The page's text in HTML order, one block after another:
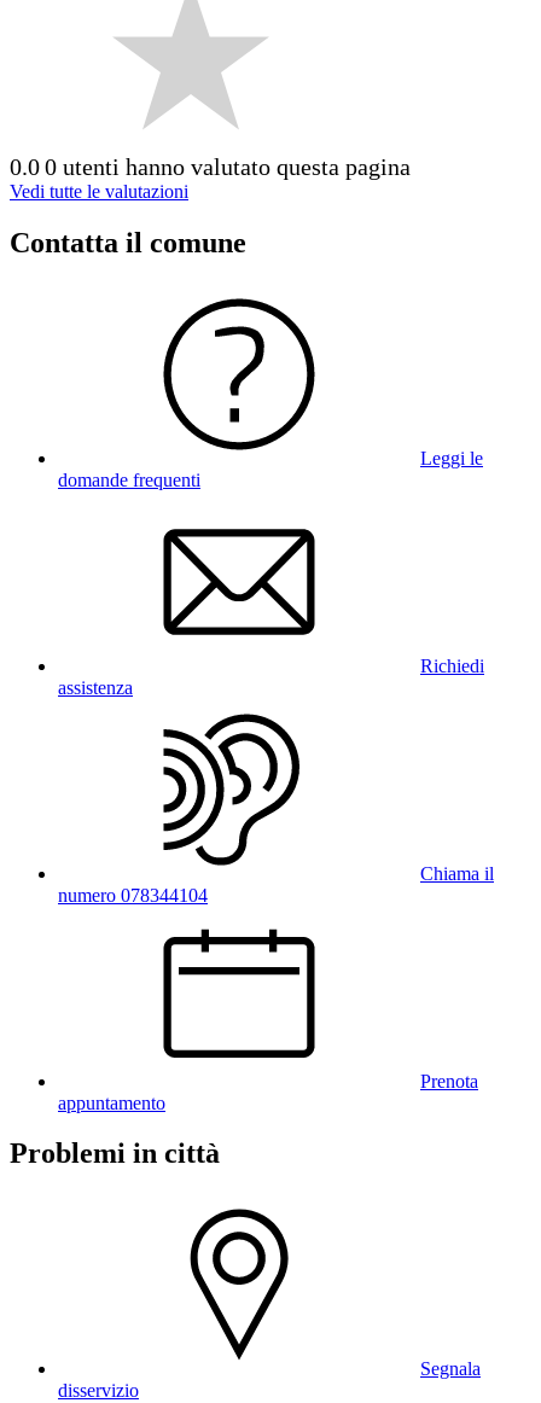
0.00 utenti hanno valutato questa pagina
Vedi tutte le valutazioni
Contatta il comune
Leggi le
domande frequenti
Richiedi
assistenza
Chiama il
numero 078344104
Prenota
appuntamento
Problemi in città
Segnala
disservizio